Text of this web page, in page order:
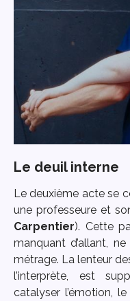
Le deuil interne
Le deuxième acte se
une professeure et
Carpentier). Cette
manquant d’allant,
métrage. La lenteur
l’interprète, est
catalyser l’émotion,